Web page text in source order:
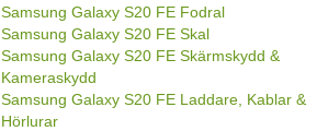
Samsung Galaxy S20 FE Fodral
Samsung Galaxy S20 FE Skal
Samsung Galaxy S20 FE Skärmskydd &
Kameraskydd
Samsung Galaxy S20 FE Laddare, Kablar &
Hörlurar